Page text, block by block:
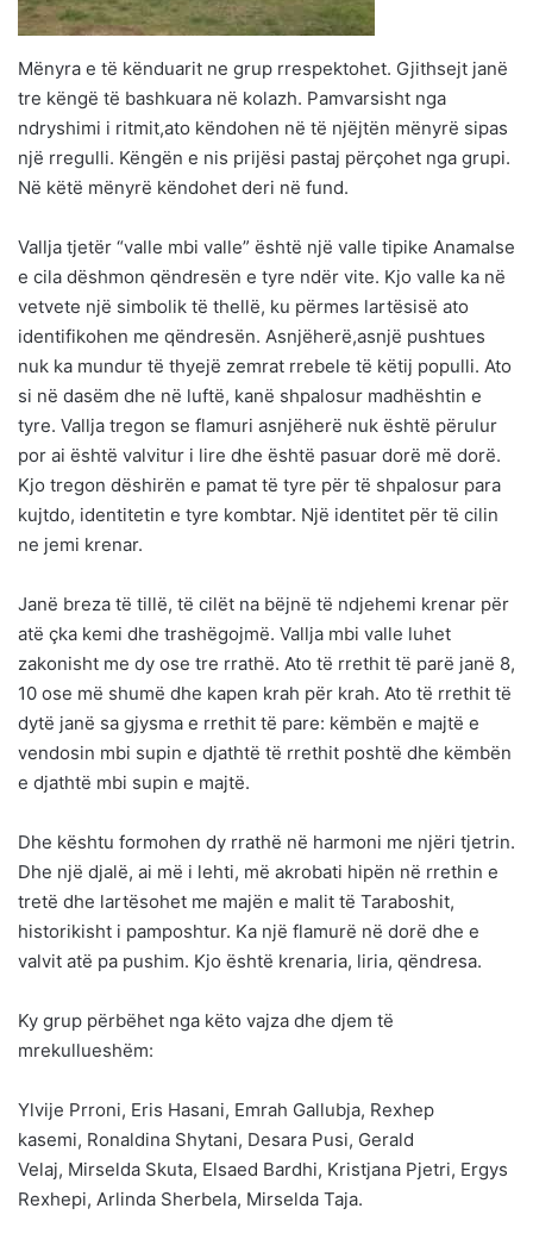
Mënyra e të kënduarit ne grup rrespektohet. Gjithsejt janë
tre këngë të bashkuara në kolazh. Pamvarsisht nga
ndryshimi i ritmit,ato këndohen në të njëjtën mënyrë sipas
një rregulli. Këngën e nis prijësi pastaj përçohet nga grupi.
Në këtë mënyrë këndohet deri në fund.
Vallja tjetër “valle mbi valle” është një valle tipike Anamalse
e cila dëshmon qëndresën e tyre ndër vite. Kjo valle ka në
vetvete një simbolik të thellë, ku përmes lartësisë ato
identifikohen me qëndresën. Asnjëherë,asnjë pushtues
nuk ka mundur të thyejë zemrat rrebele të këtij populli. Ato
si në dasëm dhe në luftë, kanë shpalosur madhështin e
tyre. Vallja tregon se flamuri asnjëherë nuk është përulur
por ai është valvitur i lire dhe është pasuar dorë më dorë.
Kjo tregon dëshirën e pamat të tyre për të shpalosur para
kujtdo, identitetin e tyre kombtar. Një identitet për të cilin
ne jemi krenar.
Janë breza të tillë, të cilët na bëjnë të ndjehemi krenar për
atë çka kemi dhe trashëgojmë. Vallja mbi valle luhet
zakonisht me dy ose tre rrathë. Ato të rrethit të parë janë 8,
10 ose më shumë dhe kapen krah për krah. Ato të rrethit të
dytë janë sa gjysma e rrethit të pare: këmbën e majtë e
vendosin mbi supin e djathtë të rrethit poshtë dhe këmbën
e djathtë mbi supin e majtë.
Dhe kështu formohen dy rrathë në harmoni me njëri tjetrin.
Dhe një djalë, ai më i lehti, më akrobati hipën në rrethin e
tretë dhe lartësohet me majën e malit të Taraboshit,
historikisht i pamposhtur. Ka një flamurë në dorë dhe e
valvit atë pa pushim. Kjo është krenaria, liria, qëndresa.
Ky grup përbëhet nga këto vajza dhe djem të
mrekullueshëm:
Ylvije Prroni, Eris Hasani, Emrah Gallubja, Rexhep
kasemi, Ronaldina Shytani, Desara Pusi, Gerald
Velaj, Mirselda Skuta, Elsaed Bardhi, Kristjana Pjetri, Ergys
Rexhepi, Arlinda Sherbela, Mirselda Taja.